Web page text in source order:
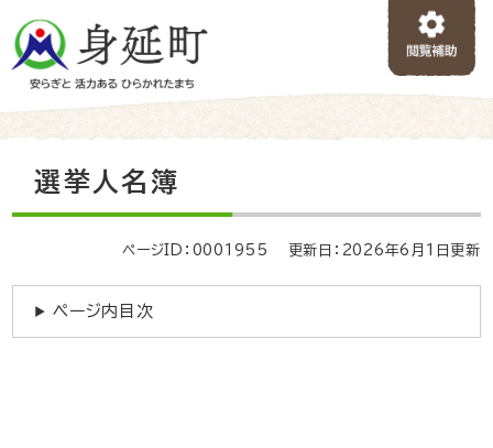
ー
先
選挙人名簿
ページID：0001955 更新日：2026年6月1日更新
ページ内目次